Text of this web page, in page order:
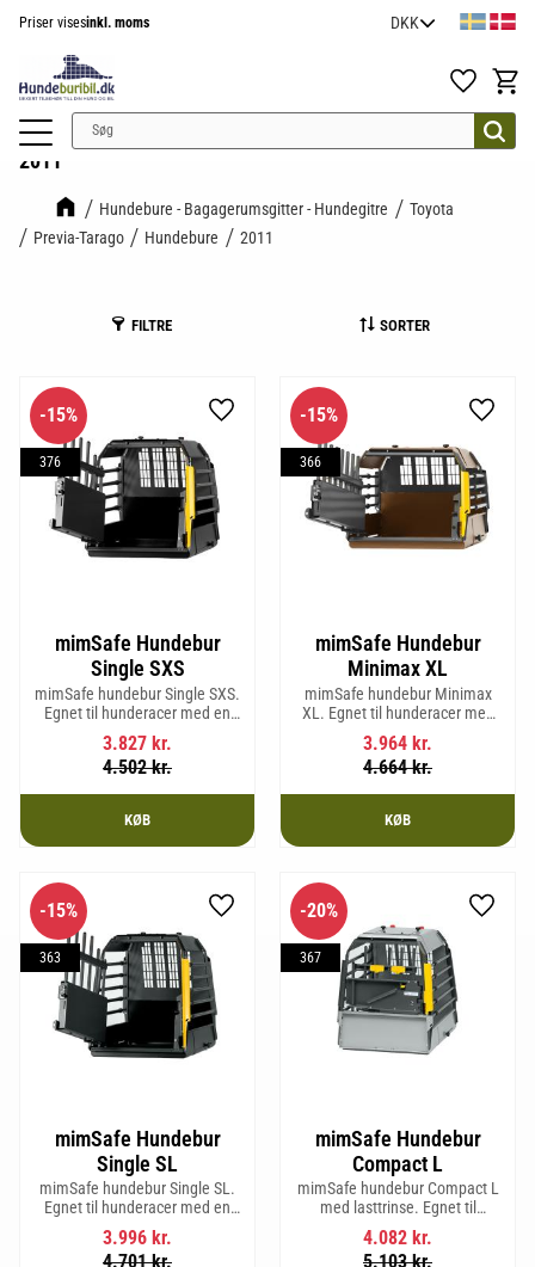
Priser visesinkl. moms
Favoritter
2011
Hundebure - Bagagerumsgitter - Hundegitre
Toyota
Previa-Tarago
Hundebure 2011
FILTRE SORTER
mimSafe Hundebur
Single SXS
mimSafe hundebur Single SXS.
Egnet til hunderacer med en
skulderhøjde på op til 52 cm.
3.827 kr.
4.502kr.
15%
376
Gem som favorit
KØB
mimSafe Hundebur
Minimax XL
mimSafe hundebur Minimax
XL. Egnet til hunderacer med
en skulderhøjde på op til 38 cm.
3.964 kr.
4.664kr.
15%
366
Gem
KØB
mimSafe Hundebur
Single SL
mimSafe hundebur Single SL.
Egnet til hunderacer med en
skulderhøjde på op til 58 cm.
3.996 kr.
4.701kr.
15%
363
Gem som favorit
mimSafe Hundebur
Compact L
mimSafe hundebur Compact L
med lasttrinse. Egnet til
hunderacer med en
skulderhøjde på op til 58 cm.
4.082 kr.
5.103kr.
20%
367
Gem